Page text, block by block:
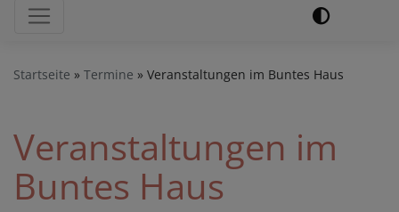
Hauptnavigation
Startseite Termine Veranstaltungen im Buntes Haus
Veranstaltungen im
Buntes Haus